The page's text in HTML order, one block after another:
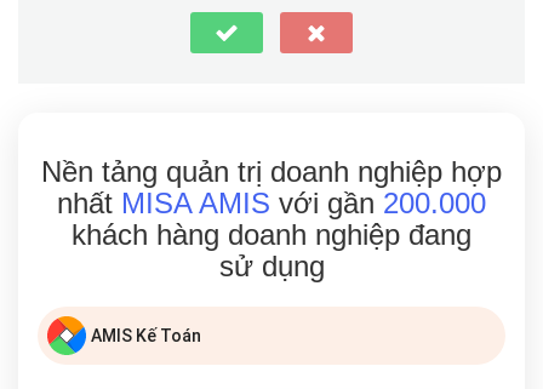
Nền tảng quản trị doanh nghiệp hợp
nhất MISA AMIS với gần 200.000
khách hàng doanh nghiệp đang
sử dụng
AMIS Kế Toán